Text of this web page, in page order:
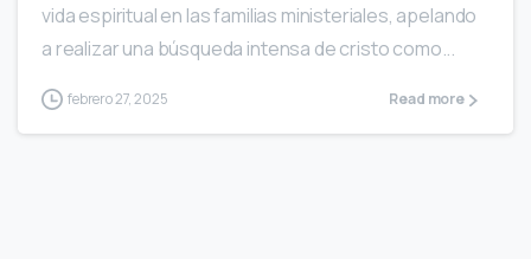
vida espiritual en las familias ministeriales, apelando
a realizar una búsqueda intensa de cristo como...
febrero 27, 2025 Read more